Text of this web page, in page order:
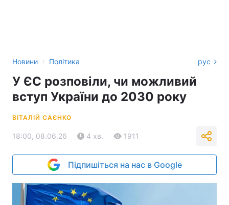
Новини › Політика рус
У ЄС розповіли, чи можливий
вступ України до 2030 року
ВІТАЛІЙ САЄНКО
18:00, 08.06.26 4 хв. 1911
Підпишіться на нас в Google